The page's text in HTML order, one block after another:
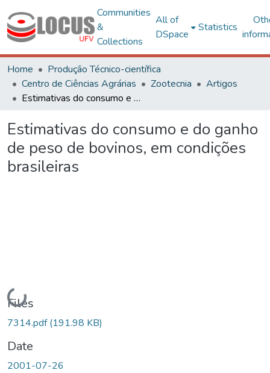
Communities
&
Collections
All of
DSpace
Statistics
Home
Produção Técnico-científica
Centro de Ciências Agrárias
Zootecnia
Artigos
Estimativas do consumo e do ganho de peso de bovinos, em condições brasileiras
Estimativas do consumo e do ganho
de peso de bovinos, em condições
brasileiras
Loading...
Files
7314.pdf(191.98 KB)
Date
2001-07-26